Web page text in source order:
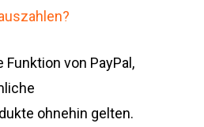
Funktion von PayPal,
ohnehin gelten.